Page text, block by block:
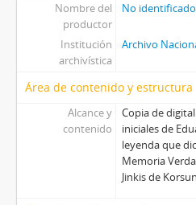
Nombre del
productor
No identificado
Institución
archivística
Archivo
Área de contenido y estructura
Alcance y
contenido
Copia de
iniciales de
leyenda que
Memoria
Jinkis de